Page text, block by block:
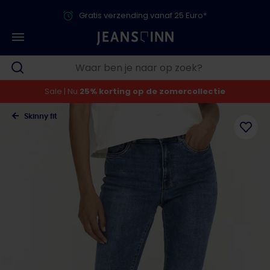
Gratis verzending vanaf 25 Euro*
Sale | Nu 25% korting op de zomercollectie
Skinny fit